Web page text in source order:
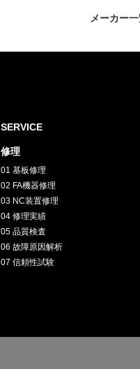
お客様インタビュー
採用情報
メーカー
SERVICE
修理
01 基板修理
02 FA機器修理
03 NC装置修理
04 修理実績
05 品質検査
06 故障原因解析
07 信頼性試験